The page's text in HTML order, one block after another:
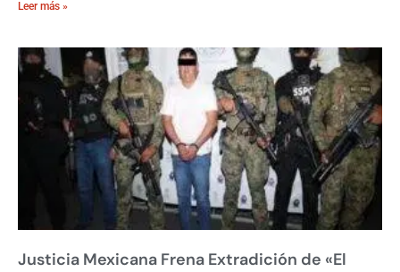
Leer más »
Justicia Mexicana Frena Extradición de «El